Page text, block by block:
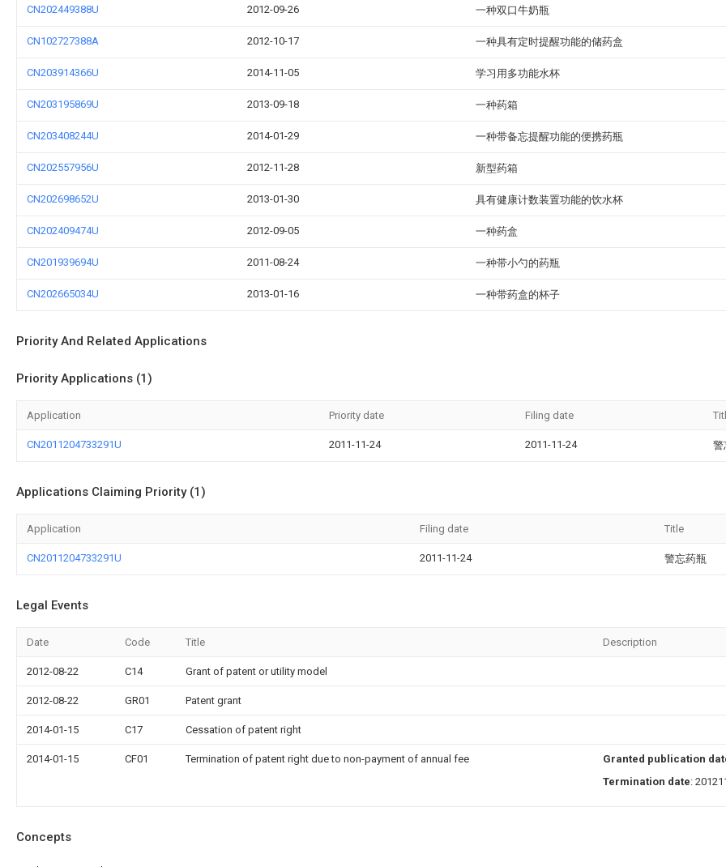
CN202449388U 2012-09-26 一种双口牛奶瓶
CN102727388A 2012-10-17 一种具有定时提醒功能的储药盒
CN203914366U 2014-11-05 学习用多功能水杯
CN203195869U 2013-09-18 一种药箱
CN203408244U 2014-01-29 一种带备忘提醒功能的便携药瓶
CN202557956U 2012-11-28 新型药箱
CN202698652U 2013-01-30 具有健康计数装置功能的饮水杯
CN202409474U 2012-09-05 一种药盒
CN201939694U 2011-08-24 一种带小勺的药瓶
CN202665034U 2013-01-16 一种带药盒的杯子
Priority And Related Applications
Priority Applications (1)
Application Priority date Filing date
CN2011204733291U 2011-11-24 2011-11-24 警
Applications Claiming Priority (1)
Application Filing date Title
CN2011204733291U 2011-11-24 警忘药瓶
Legal Events
Date Code Title Description
2012-08-22 C14 Grant of patent or utility model
2012-08-22 GR01 Patent grant
2014-01-15 C17 Cessation of patent right
2014-01-15 CF01 Termination of patent right due to non-payment of annual fee Granted publication
Termination date:
Concepts